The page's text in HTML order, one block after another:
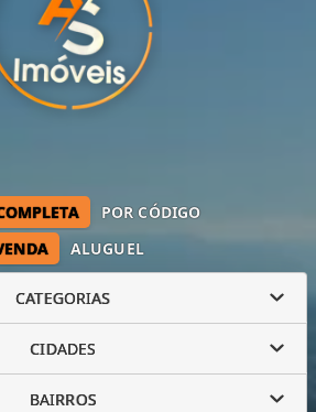
ALUGUEL
POR CÓDIGO
CATEGORIAS
CIDADES
BAIRROS